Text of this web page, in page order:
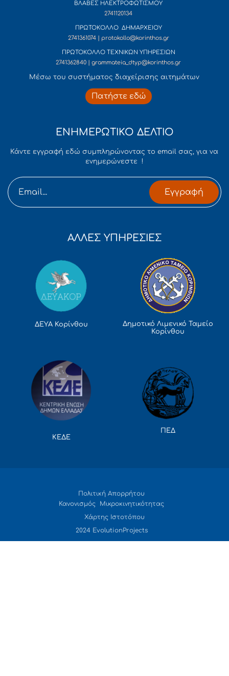
ΒΛΑΒΕΣ ΗΛΕΚΤΡΟΦΩΤΙΣΜΟΥ
2741120134
ΠΡΩΤΟΚΟΛΛΟ ΔΗΜΑΡΧΕΙΟΥ
2741361074 | protokollo@korinthos.gr
ΠΡΩΤΟΚΟΛΛΟ ΤΕΧΝΙΚΩΝ ΥΠΗΡΕΣΙΩΝ
2741362840 | grammateia_dtyp@korinthos.gr
Mέσω του συστήματος διαχείρισης αιτημάτων
Πατήστε εδώ
ΕΝΗΜΕΡΩΤΙΚΟ ΔΕΛΤΙΟ
Κάντε εγγραφή εδώ συμπληρώνοντας το email σας, για να
ενημερώνεστε !
Εγγραφή
ΑΛΛΕΣ ΥΠΗΡΕΣΙΕΣ
ΔΕΥΑ Κορίνθου
Δημοτικό Λιμενικό Ταμείο
Κορίνθου
ΚΕΔΕ
ΠΕΔ
Πολιτική Απορρήτου
Κανονισμός Μικροκινητικότητας
Χάρτης Ιστοτόπου
2024 EvolutionProjects